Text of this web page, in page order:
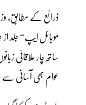
ذرائع کے مطابق،
موبائل ایپ“ جلد
ساتھ چار علاقائی
عوام بھی آسانی